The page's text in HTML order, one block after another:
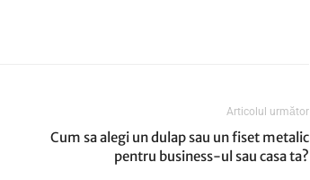
Articolul următor
Cum sa alegi un dulap sau un fiset metalic
pentru business-ul sau casa ta?